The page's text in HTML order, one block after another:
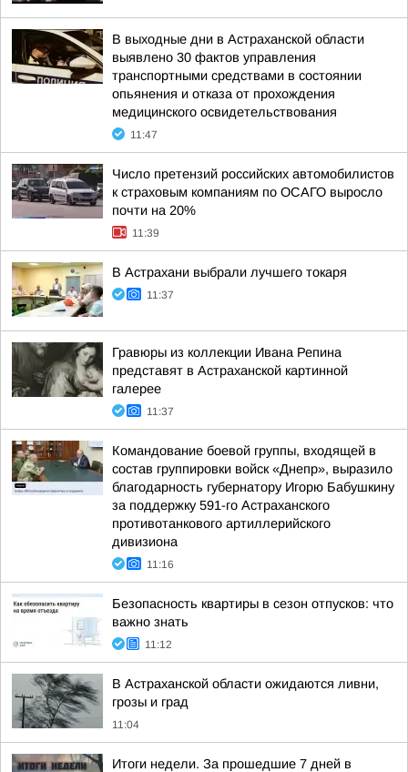
В выходные дни в Астраханской области
выявлено 30 фактов управления
транспортными средствами в состоянии
опьянения и отказа от прохождения
медицинского освидетельствования
11:47
Число претензий российских автомобилистов
к страховым компаниям по ОСАГО выросло
почти на 20%
11:39
В Астрахани выбрали лучшего токаря
11:37
Гравюры из коллекции Ивана Репина
представят в Астраханской картинной
галерее
11:37
Командование боевой группы, входящей в
состав группировки войск «Днепр», выразило
благодарность губернатору Игорю Бабушкину
за поддержку 591-го Астраханского
противотанкового артиллерийского
дивизиона
11:16
Безопасность квартиры в сезон отпусков: что
важно знать
11:12
В Астраханской области ожидаются ливни,
грозы и град
11:04
Итоги недели. За прошедшие 7 дней в